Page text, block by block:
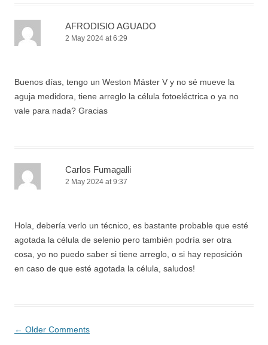
AFRODISIO AGUADO
2 May 2024 at 6:29
Buenos días, tengo un Weston Máster V y no sé mueve la
aguja medidora, tiene arreglo la célula fotoeléctrica o ya no
vale para nada? Gracias
Carlos Fumagalli
2 May 2024 at 9:37
Hola, debería verlo un técnico, es bastante probable que esté
agotada la célula de selenio pero también podría ser otra
cosa, yo no puedo saber si tiene arreglo, o si hay reposición
en caso de que esté agotada la célula, saludos!
Comment
← Older Comments